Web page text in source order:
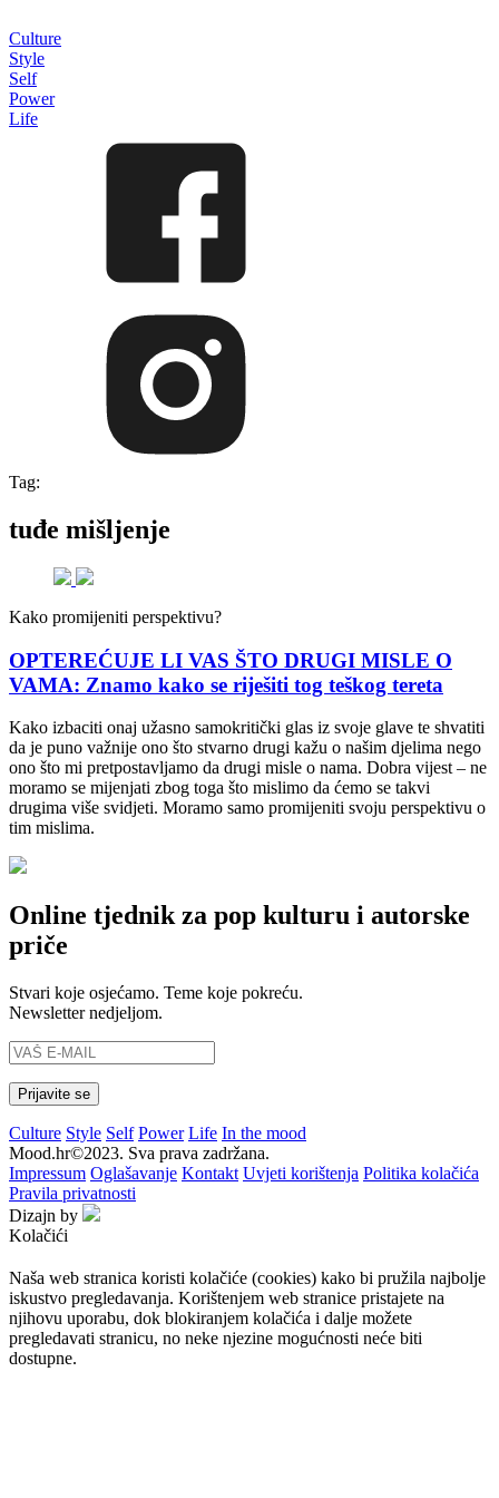
Culture
Style
Self
Power
Life
Tag:
tuđe mišljenje
Kako promijeniti perspektivu?
OPTEREĆUJE LI VAS ŠTO DRUGI MISLE O
VAMA: Znamo kako se riješiti tog teškog tereta
Kako izbaciti onaj užasno samokritički glas iz svoje glave te shvatiti
da je puno važnije ono što stvarno drugi kažu o našim djelima nego
ono što mi pretpostavljamo da drugi misle o nama. Dobra vijest – ne
moramo se mijenjati zbog toga što mislimo da ćemo se takvi
drugima više svidjeti. Moramo samo promijeniti svoju perspektivu o
tim mislima.
Online tjednik za pop kulturu i autorske
priče
Stvari koje osjećamo. Teme koje pokreću.
Newsletter nedjeljom.
Culture Style Self Power Life In the mood
Mood.hr©2023. Sva prava zadržana.
Impressum Oglašavanje Kontakt Uvjeti korištenja Politika kolačića
Pravila privatnosti
Dizajn by
Kolačići
Naša web stranica koristi kolačiće (cookies) kako bi pružila najbolje
iskustvo pregledavanja. Korištenjem web stranice pristajete na
njihovu uporabu, dok blokiranjem kolačića i dalje možete
pregledavati stranicu, no neke njezine mogućnosti neće biti
dostupne.